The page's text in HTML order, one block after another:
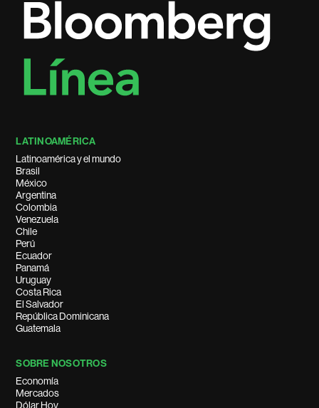
LATINOAMÉRICA
Latinoamérica y el mundo
Brasil
México
Argentina
Colombia
Venezuela
Chile
Perú
Ecuador
Panamá
Uruguay
Costa Rica
El Salvador
República Dominicana
Guatemala
SOBRE NOSOTROS
Economía
Mercados
Dólar Hoy